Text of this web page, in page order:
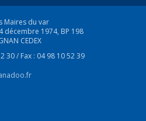
Maires du var
décembre 1974, BP 198
CEDEX
30 / Fax : 04 98 10 52 39